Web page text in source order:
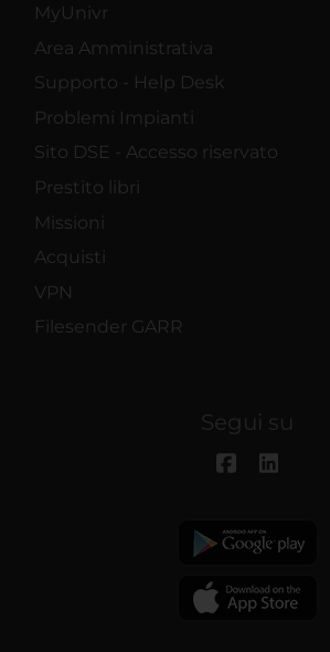
MyUnivr
Area Amministrativa
Supporto - Help Desk
Problemi Impianti
Sito DSE - Accesso riservato
Prestito libri
Missioni
Acquisti
VPN
Filesender GARR
Segui su